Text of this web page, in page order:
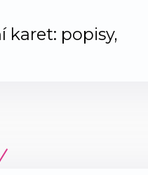
popisy,